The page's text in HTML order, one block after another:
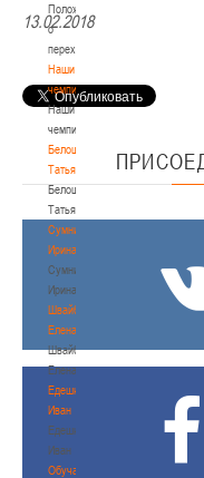
Положение
о
переходах
Наши
чемпионы
Наши
чемпионы
Белошапко
Татьяна
Белошапко
Татьяна
Сумникова
Ирина
Сумникова
Ирина
Швайбович
Елена
Швайбович
Елена
Едешко
Иван
Едешко
Иван
Обучающие
13.02.2018